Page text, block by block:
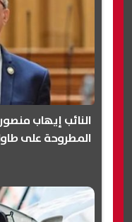
النائب إيهاب
المطروحة على